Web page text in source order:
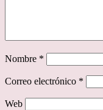
Nombre *
Correo electrónico *
Web